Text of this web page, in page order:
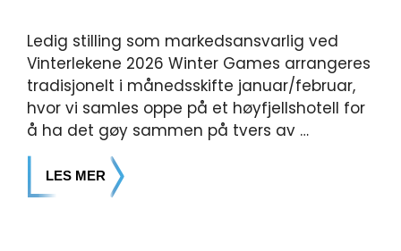
Ledig stilling som markedsansvarlig ved
Vinterlekene 2026 Winter Games arrangeres
tradisjonelt i månedsskifte januar/februar,
hvor vi samles oppe på et høyfjellshotell for
å ha det gøy sammen på tvers av …
LES MER